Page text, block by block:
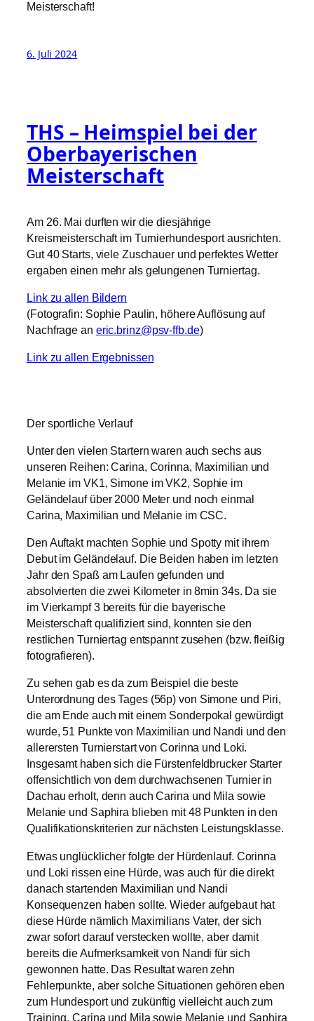
Meisterschaft!
6. Juli 2024
THS – Heimspiel bei der
Oberbayerischen
Meisterschaft
Am 26. Mai durften wir die diesjährige
Kreismeisterschaft im Turnierhundesport ausrichten.
Gut 40 Starts, viele Zuschauer und perfektes Wetter
ergaben einen mehr als gelungenen Turniertag.
Link zu allen Bildern
(Fotografin: Sophie Paulin, höhere Auflösung auf
Nachfrage an eric.brinz@psv-ffb.de)
Link zu allen Ergebnissen
Der sportliche Verlauf
Unter den vielen Startern waren auch sechs aus
unseren Reihen: Carina, Corinna, Maximilian und
Melanie im VK1, Simone im VK2, Sophie im
Geländelauf über 2000 Meter und noch einmal
Carina, Maximilian und Melanie im CSC.
Den Auftakt machten Sophie und Spotty mit ihrem
Debut im Geländelauf. Die Beiden haben im letzten
Jahr den Spaß am Laufen gefunden und
absolvierten die zwei Kilometer in 8min 34s. Da sie
im Vierkampf 3 bereits für die bayerische
Meisterschaft qualifiziert sind, konnten sie den
restlichen Turniertag entspannt zusehen (bzw. fleißig
fotografieren).
Zu sehen gab es da zum Beispiel die beste
Unterordnung des Tages (56p) von Simone und Piri,
die am Ende auch mit einem Sonderpokal gewürdigt
wurde, 51 Punkte von Maximilian und Nandi und den
allerersten Turnierstart von Corinna und Loki.
Insgesamt haben sich die Fürstenfeldbrucker Starter
offensichtlich von dem durchwachsenen Turnier in
Dachau erholt, denn auch Carina und Mila sowie
Melanie und Saphira blieben mit 48 Punkten in den
Qualifikationskriterien zur nächsten Leistungsklasse.
Etwas unglücklicher folgte der Hürdenlauf. Corinna
und Loki rissen eine Hürde, was auch für die direkt
danach startenden Maximilian und Nandi
Konsequenzen haben sollte. Wieder aufgebaut hat
diese Hürde nämlich Maximilians Vater, der sich
zwar sofort darauf verstecken wollte, aber damit
bereits die Aufmerksamkeit von Nandi für sich
gewonnen hatte. Das Resultat waren zehn
Fehlerpunkte, aber solche Situationen gehören eben
zum Hundesport und zukünftig vielleicht auch zum
Training. Carina und Mila sowie Melanie und Saphira